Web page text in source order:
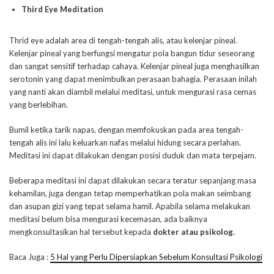
Third Eye Meditation
Thrid eye adalah area di tengah-tengah alis, atau kelenjar pineal.
Kelenjar pineal yang berfungsi mengatur pola bangun tidur seseorang
dan sangat sensitif terhadap cahaya. Kelenjar pineal juga menghasilkan
serotonin yang dapat menimbulkan perasaan bahagia. Perasaan inilah
yang nanti akan diambil melalui meditasi, untuk mengurasi rasa cemas
yang berlebihan.
Bumil ketika tarik napas, dengan memfokuskan pada area tengah-
tengah alis ini lalu keluarkan nafas melalui hidung secara perlahan.
Meditasi ini dapat dilakukan dengan posisi duduk dan mata terpejam.
Beberapa meditasi ini dapat dilakukan secara teratur sepanjang masa
kehamilan, juga dengan tetap memperhatikan pola makan seimbang
dan asupan gizi yang tepat selama hamil. Apabila selama melakukan
meditasi belum bisa mengurasi kecemasan, ada baiknya
mengkonsultasikan hal tersebut kepada dokter atau psikolog.
Baca Juga : 5 Hal yang Perlu Dipersiapkan Sebelum Konsultasi Psikologi